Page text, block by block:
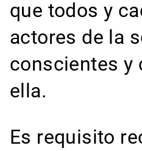
que todos y
actores de la
conscientes y
ella.
Es requisito